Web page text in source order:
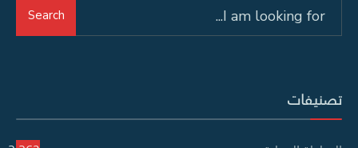
Search
تصنيفات